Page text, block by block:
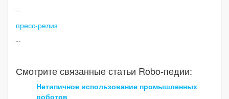
--
пресс-релиз
--
Смотрите связанные статьи Robo-педии:
Нетипичное использование промышленных
роботов